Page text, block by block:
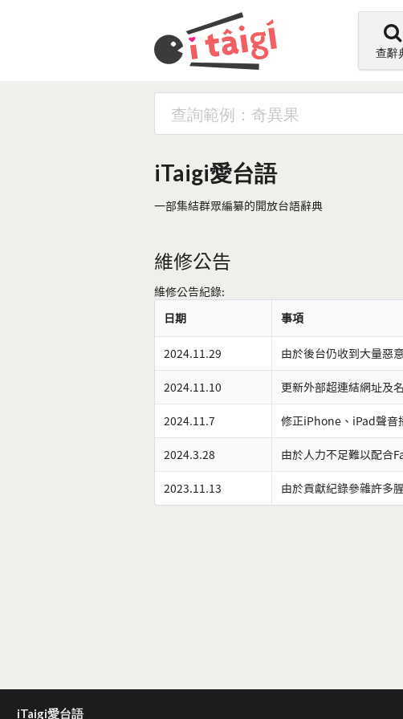
查辭
iTaigi愛台語
一部集結群眾編纂的開放台語辭典
維修公告
維修公告紀錄:
日期
事項
2024.11.29 由於後台仍收到大量惡
2024.11.10 更新外部超連結網址及
2024.11.7 修正iPhone、iPad聲音
2024.3.28 由於人力不足難以配合
2023.11.13 由於貢獻紀錄參雜許多
iTaigi愛台語